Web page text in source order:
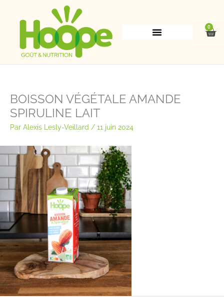
0
BOISSON VÉGÉTALE AMANDE
SPIRULINE LAIT
Par Alexis Lesly-Veillard / 11 juin 2024